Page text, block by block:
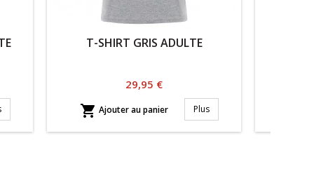
T-SHIRT GRIS ADULTE
Prix
29,95 €
 Ajouter au panier Plus